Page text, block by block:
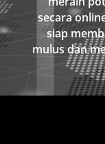
secara
siap
mulus dan